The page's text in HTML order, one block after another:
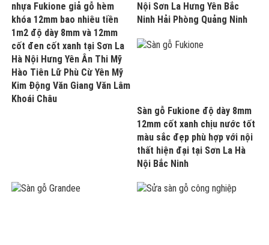
nhựa Fukione giả gỗ hèm
khóa 12mm bao nhiêu tiền
1m2 độ dày 8mm và 12mm
cốt đen cốt xanh tại Sơn La
Hà Nội Hưng Yên Ân Thi Mỹ
Hào Tiên Lữ Phù Cừ Yên Mỹ
Kim Động Văn Giang Văn Lâm
Khoái Châu
Nội Sơn La Hưng Yên Bắc
Ninh Hải Phòng Quảng Ninh
Sàn gỗ Fukione độ dày 8mm
12mm cốt xanh chịu nước tốt
màu sắc đẹp phù hợp với nội
thất hiện đại tại Sơn La Hà
Nội Bắc Ninh